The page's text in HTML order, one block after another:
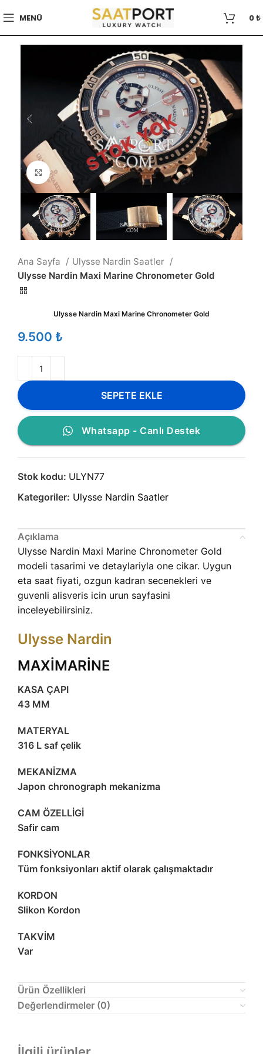
MENÜ 0₺
Büyütmek için tıklayın
STOK YOK
Ana Sayfa
Ulysse Nardin Saatler
Ulysse Nardin Maxi Marine Chronometer Gold
Ulysse Nardin Maxi Marine Chronometer Gold
₺
SEPETE EKLE
Whatsapp - Canlı Destek
Stok kodu: ULYN77
Kategoriler: Ulysse Nardin Saatler
Açıklama
Ulysse Nardin Maxi Marine Chronometer Gold
modeli tasarimi ve detaylariyla one cikar. Uygun
eta saat fiyati, ozgun kadran secenekleri ve
guvenli alisveris icin urun sayfasini
inceleyebilirsiniz.
Ulysse Nardin
MAXİMARİNE
KASA ÇAPI
43 MM
MATERYAL
316 L saf çelik
MEKANİZMA
Japon chronograph mekanizma
CAM ÖZELLİGİ
Safir cam
FONKSİYONLAR
Tüm fonksiyonları aktif olarak çalışmaktadır
KORDON
Slikon Kordon
TAKVİM
Var
Ürün Özellikleri
Değerlendirmeler (0)